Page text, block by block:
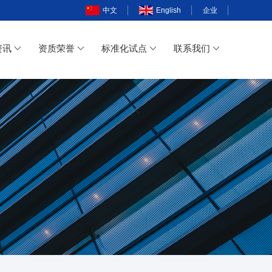
中文 English 企业
讯 资质荣誉 标准化试点 联系我们